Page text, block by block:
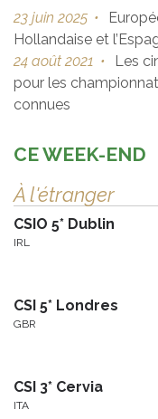
23 juin 2025 •
Hollandaise et
24 août 2021 •
Les
pour les
connues
CE WEEK-END
À l'étranger
CSIO 5* Dublin
IRL
CSI 5* Londres
GBR
CSI 3* Cervia
ITA